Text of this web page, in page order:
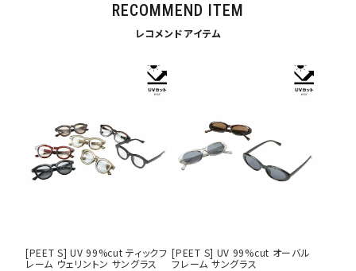
キーワードから探す
並び順
RECOMMEND ITEM
レコメンドアイテム
[PEET S] UV 99%cut ティックフ
レーム ウェリントン サングラス
[PEET S] UV 99%cut オーバル
フレーム サングラス